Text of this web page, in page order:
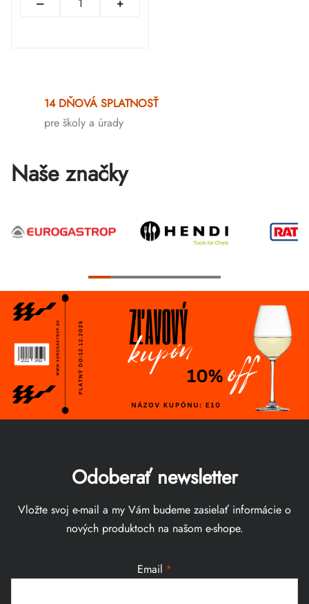
prvky
14 DŇOVÁ SPLATNOSŤ
pre školy a úrady
Naše značky
Odoberať newsletter
Vložte svoj e-mail a my Vám budeme zasielať informácie o
nových produktoch na našom e-shope.
Email